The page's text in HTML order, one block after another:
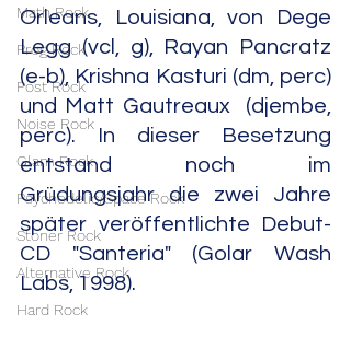
Math Rock
Prog Rock
Post Rock
Noise Rock
Glam Rock
Psychedelic/Space Rock
Stoner Rock
Alternative Rock
Hard Rock
Orleans, Louisiana, von Dege
Legg (vcl, g), Rayan Pancratz
(e-b), Krishna Kasturi (dm, perc)
und Matt Gautreaux  (djembe,
perc). In dieser Besetzung
entstand noch im
Grüdungsjahr die zwei Jahre
später veröffentlichte Debut-
CD "Santeria" (Golar Wash
Labs, 1998).